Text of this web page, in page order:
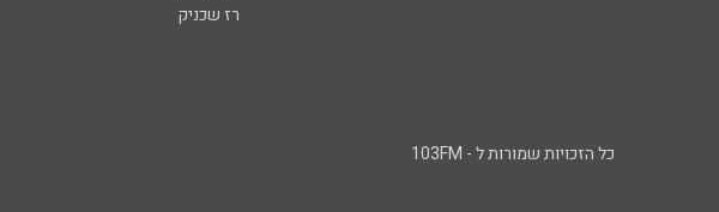
רז שכניק
כל הזכויות שמורות ל - 103FM